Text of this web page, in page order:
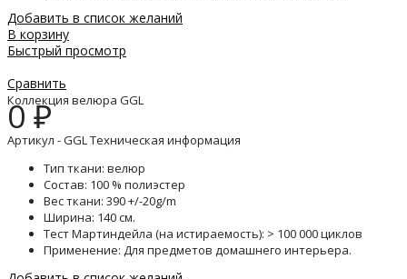
Добавить в список желаний
В корзину
Быстрый просмотр
Сравнить
Коллекция велюра GGL
0₽
Артикул - GGL Техническая информация
Тип ткани: велюр
Состав: 100 % полиэстер
Вес ткани: 390 +/-20g/m
Ширина: 140 см.
Тест Мартиндейла (на истираемость): > 100 000 циклов
Применение: Для предметов домашнего интерьера.